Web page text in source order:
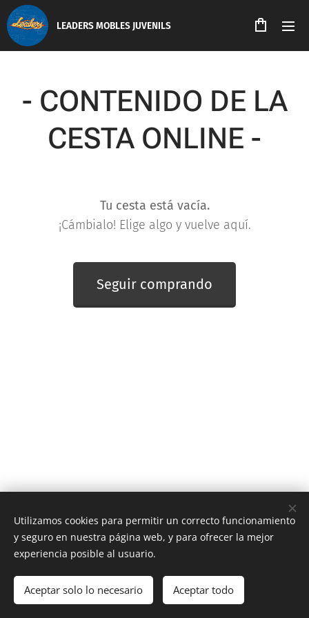
LEADERS MOBLES JUVENILS
- CONTENIDO DE LA
CESTA ONLINE -
Tu cesta está vacía.
¡Cámbialo! Elige algo y vuelve aquí.
Seguir comprando
TARRAGONA |
977 24 49 19
info@leadersjuvenils.com
Utilizamos cookies para permitir un correcto funcionamiento
y seguro en nuestra página web, y para ofrecer la mejor
experiencia posible al usuario.
Aceptar solo lo necesario Aceptar todo